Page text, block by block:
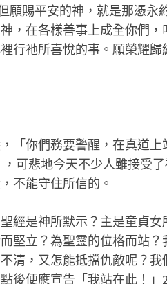
願賜平安的神，就是那憑永
，在各樣善事上成全你們，
行祂所喜悅的事。願榮耀歸
「你們務要警醒，在真道
可悲地今天不少人雖接受
不能守住所信的。
經是神所默示？主是童貞
堅立？為聖靈的位格而站？
清，又怎能抵擋仇敵呢？
後便應宣告「我站在此！」